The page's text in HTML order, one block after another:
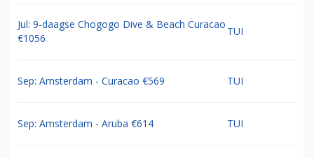
Jul: 9-daagse Chogogo Dive & Beach Curacao
€1056
TUI
Sep: Amsterdam - Curacao €569 TUI
Sep: Amsterdam - Aruba €614 TUI